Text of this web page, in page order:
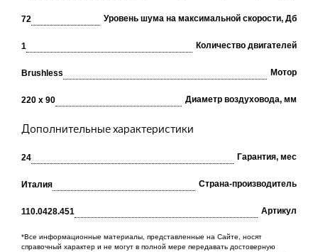
72 Уровень шума на максимальной скорости, Дб
1 Количество двигателей
Brushless Мотор
220 x 90 Диаметр воздуховода, мм
Дополнительные характеристики
24 Гарантия, мес
Италия Cтрана-производитель
110.0428.451 Артикул
*Все информационные материалы, представленные на Сайте, носят
справочный характер и не могут в полной мере передавать достоверную